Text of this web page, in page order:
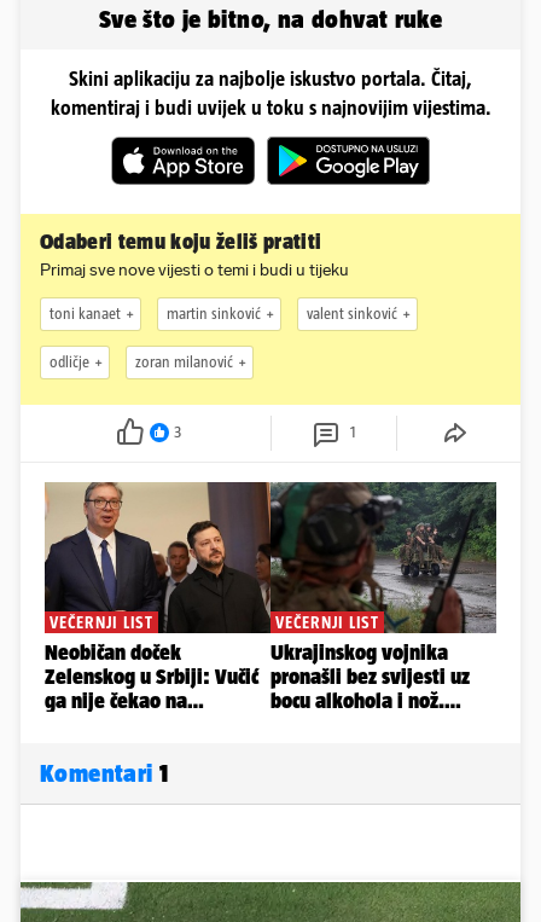
Sve što je bitno, na dohvat ruke
Skini aplikaciju za najbolje iskustvo portala. Čitaj,
komentiraj i budi uvijek u toku s najnovijim vijestima.
Odaberi temu koju želiš pratiti
Primaj sve nove vijesti o temi i budi u tijeku
toni kanaet martin sinković valent sinković
odličje zoran milanović
3 1
Komentari 1